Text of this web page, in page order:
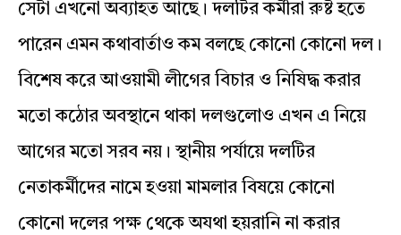
সেটা এখনো অব্যাহত আছে। দলটির কর্মীরা রুষ্ট হতে
পারেন এমন কথাবার্তাও কম বলছে কোনো কোনো দল।
বিশেষ করে আওয়ামী লীগের বিচার ও নিষিদ্ধ করার
মতো কঠোর অবস্থানে থাকা দলগুলোও এখন এ নিয়ে
আগের মতো সরব নয়। স্থানীয় পর্যায়ে দলটির
নেতাকর্মীদের নামে হওয়া মামলার বিষয়ে কোনো
কোনো দলের পক্ষ থেকে অযথা হয়রানি না করার